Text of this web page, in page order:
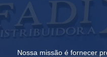
Nossa missão é fornecer